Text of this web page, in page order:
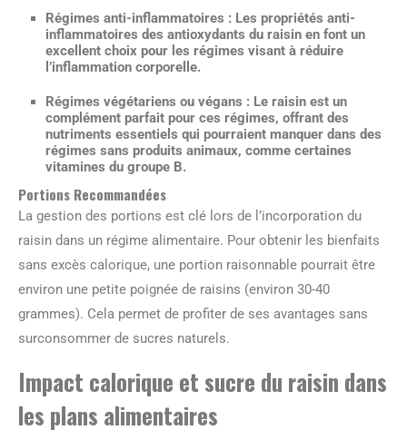
Régimes anti-inflammatoires : Les propriétés anti-
inflammatoires des antioxydants du raisin en font un
excellent choix pour les régimes visant à réduire
l’inflammation corporelle.
Régimes végétariens ou végans : Le raisin est un
complément parfait pour ces régimes, offrant des
nutriments essentiels qui pourraient manquer dans des
régimes sans produits animaux, comme certaines
vitamines du groupe B.
Portions Recommandées
La gestion des portions est clé lors de l’incorporation du
raisin dans un régime alimentaire. Pour obtenir les bienfaits
sans excès calorique, une portion raisonnable pourrait être
environ une petite poignée de raisins (environ 30-40
grammes). Cela permet de profiter de ses avantages sans
surconsommer de sucres naturels.
Impact calorique et sucre du raisin dans
les plans alimentaires